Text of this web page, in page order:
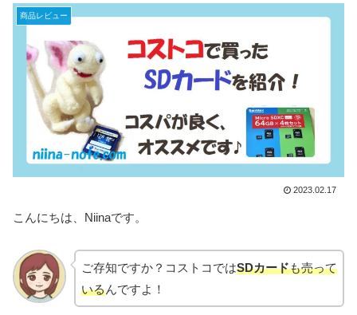
商品レビュー
2023.02.17
こんにちは、Niinaです。
ご存知ですか？コストコではSDカードも売って
いるんですよ！